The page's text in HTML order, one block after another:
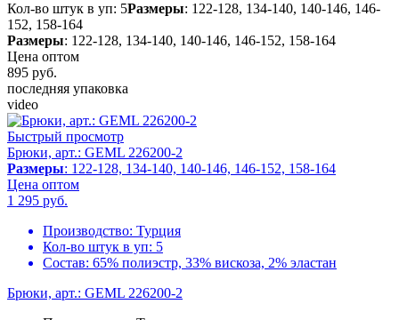
Кол-во штук в уп: 5Размеры: 122-128, 134-140, 140-146, 146-
152, 158-164
Размеры: 122-128, 134-140, 140-146, 146-152, 158-164
Цена оптом
895 руб.
последняя упаковка
video
Быстрый просмотр
Брюки, арт.: GEML 226200-2
Размеры: 122-128, 134-140, 140-146, 146-152, 158-164
Цена оптом
1 295 руб.
Производство: Турция
Кол-во штук в уп: 5
Состав: 65% полиэстр, 33% вискоза, 2% эластан
Брюки, арт.: GEML 226200-2